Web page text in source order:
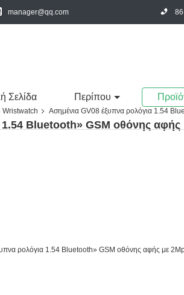
manager@qq.com
Σελίδα Περίπου
Wristwatch Ασημένια GV08 έξυπνα ρολόγια 1.54
Bluetooth» GSM οθόνης αφής